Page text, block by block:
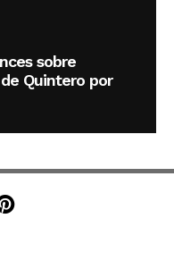
sobre
Quintero por
(Twitter)
TikTok
de Minuto30 en
en LinkedIn
Minuto30 en